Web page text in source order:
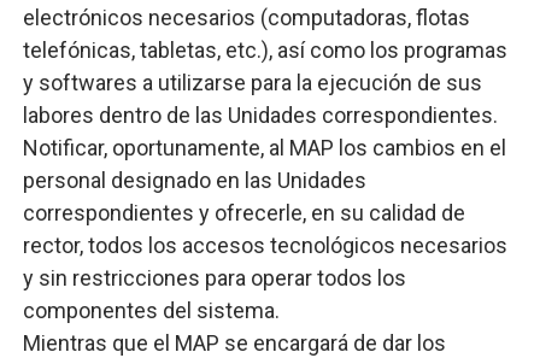
electrónicos necesarios (computadoras, flotas
telefónicas, tabletas, etc.), así como los programas
y softwares a utilizarse para la ejecución de sus
labores dentro de las Unidades correspondientes.
Notificar, oportunamente, al MAP los cambios en el
personal designado en las Unidades
correspondientes y ofrecerle, en su calidad de
rector, todos los accesos tecnológicos necesarios
y sin restricciones para operar todos los
componentes del sistema.
Mientras que el MAP se encargará de dar los